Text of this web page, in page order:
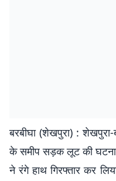
बरबीघा (शेखपुरा) : शेखपुरा-
के समीप सड़क लूट की घटना
ने रंगे हाथ गिरफ्तार कर